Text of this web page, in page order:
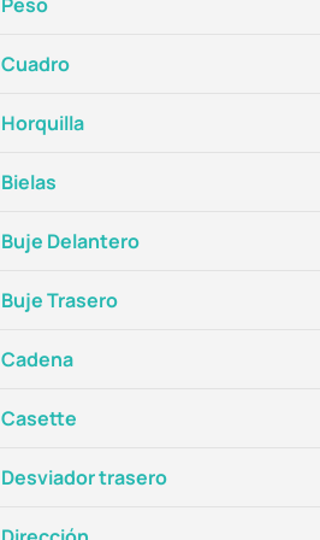
Cuadro
Horquilla
Bielas
Buje Delantero
Buje Trasero
Cadena
Casette
Desviador trasero